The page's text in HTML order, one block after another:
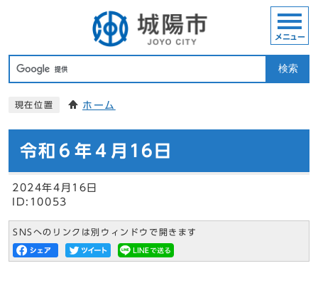
検索
メニュー
現在位置 ホーム
令和６年４月16日
2024年4月16日
ID:10053
SNSへのリンクは別ウィンドウで開きます